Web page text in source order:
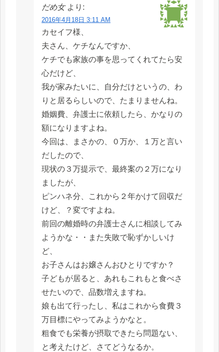
だめ女 より:
2016年4月18日 3:11 AM
カセイフ様、
夫さん、ケチなんですか、
ケチでも家族の事を思ってくれてたら安
心だけど、
我が家みたいに、自分だけというの、わ
りと居るらしいので、たまりませんね。
婚姻費、弁護士に依頼したら、かなりの
額になりますよね。
今回は、まさかの、０万か、１万と言い
だしたので、
現状の３万提示で、最終案の２万になり
ましたが、
ピンハネ分、これから２年かけて回収だ
けど、？変ですよね。
前回の離婚時の弁護士さんに相談してみ
ようかな・・また失敗で恥ずかしいけ
ど、
お子さんはお嬢さんおひとりですか？
子どもが居ると、あれもこれもと食べさ
せたいので、品数増えますね。
娘も出て行ったし、私はこれから食費３
万目標にやってみようかなと。
粗食でも栄養が摂取できたら問題ない、
と考えたけど、さてどうなるか。